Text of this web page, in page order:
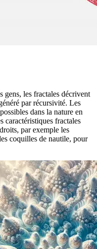
l'attracteur restent proches
étrange.
et corps définis par la
les formes sont
interdisciplinaires.
d'explorer davantage, car
articles se concentreront
de la morphogenèse
dont ils peuvent être utilisés
les applications Web,
principal.